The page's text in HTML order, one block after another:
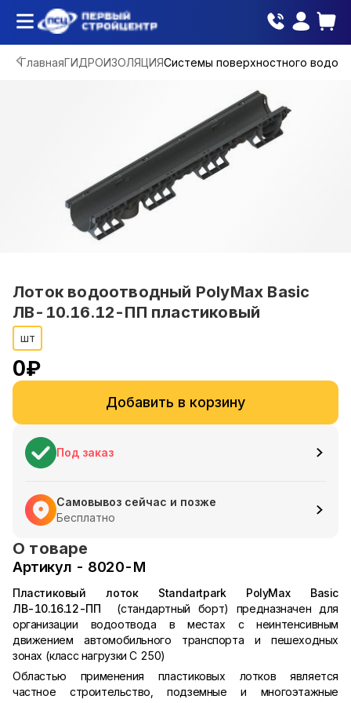
ГлавнаяГИДРОИЗОЛЯЦИЯСистемы поверхностного
Лоток водоотводный PolyMax Basic
ЛВ-10.16.12-ПП пластиковый
шт
0₽
Добавить в корзину
Под заказ
Самовывоз сейчас и позже
Бесплатно
О товаре
Артикул - 8020-М
Пластиковый лоток Standartpark PolyMax Basic
ЛВ-10.16.12-ПП (стандартный борт) предназначен для
организации водоотвода в местах с неинтенсивным
движением автомобильного транспорта и пешеходных
зонах (класс нагрузки C 250)
Областью применения пластиковых лотков является
частное строительство, подземные и многоэтажные